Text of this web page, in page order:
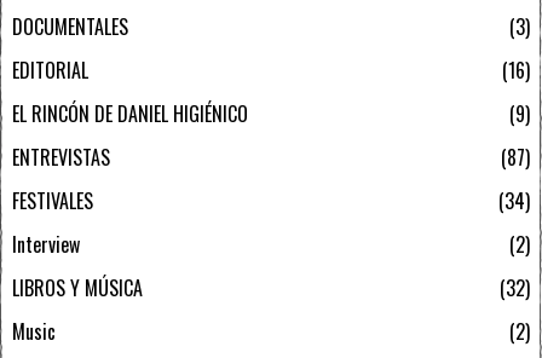
DOCUMENTALES
3
EDITORIAL
16
EL RINCÓN DE DANIEL HIGIÉNICO
9
ENTREVISTAS
87
FESTIVALES
34
Interview
2
LIBROS Y MÚSICA
32
Music
2